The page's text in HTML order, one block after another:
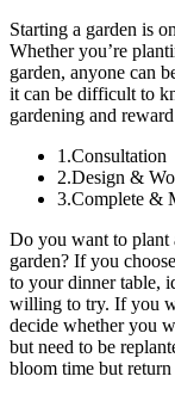
Starting a garden is
Whether you’re
garden, anyone can
it can be difficult to
gardening and
1.Consultation
2.Design &
3.Complete &
Do you want to plant
garden? If you
to your dinner table,
willing to try. If you
decide whether you
but need to be
bloom time but return